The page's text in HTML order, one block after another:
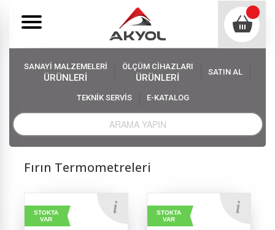
SANAYİ MALZEMELERİ
ÜRÜNLERİ
ÖLÇÜM CİHAZLARI
ÜRÜNLERİ
SATIN AL
TEKNİK SERVİS E-KATALOG
Akyol Ölçüm Cihazları
Termometre Çeşitleri
Fırın Termometreleri
STOKTA
VAR
STOKTA
VAR